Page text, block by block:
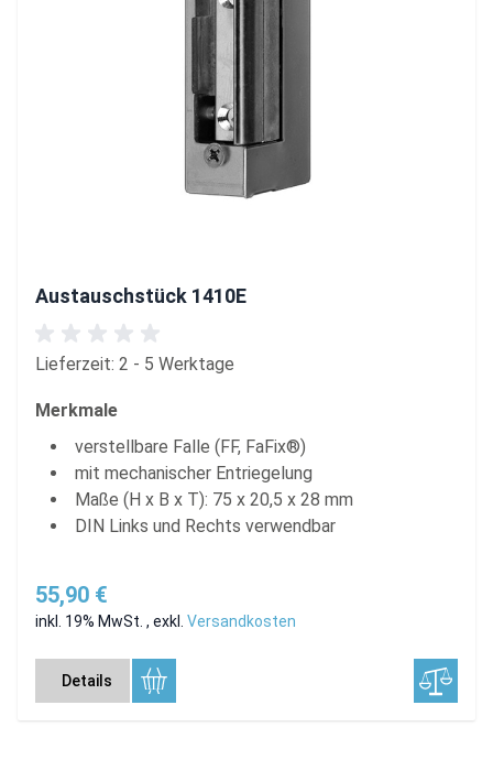
Austauschstück 1410E
Lieferzeit: 2 - 5 Werktage
Merkmale
verstellbare Falle (FF, FaFix®)
mit mechanischer Entriegelung
Maße (H x B x T): 75 x 20,5 x 28 mm
DIN Links und Rechts verwendbar
55,90 €
inkl. 19% MwSt. , exkl. Versandkosten
Details